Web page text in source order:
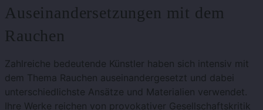
Auseinandersetzungen mit dem
Rauchen
Zahlreiche bedeutende Künstler haben sich intensiv mit
dem Thema Rauchen auseinandergesetzt und dabei
unterschiedlichste Ansätze und Materialien verwendet.
Ihre Werke reichen von provokativer Gesellschaftskritik